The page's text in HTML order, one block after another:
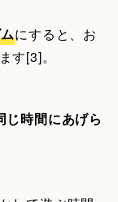
にすると、お
す[3]。
時間にあげら